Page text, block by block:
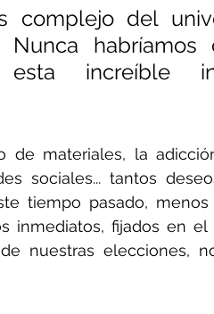
complejo del
Nunca habríamos
increíble
de materiales, la
sociales... tantos
tiempo pasado,
inmediatos, fijados en
nuestras elecciones,